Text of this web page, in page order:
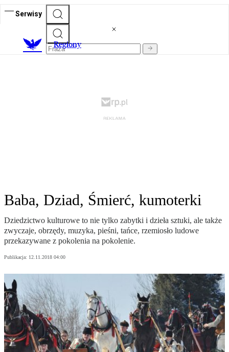
Serwisy
Regiony
Baba, Dziad, Śmierć, kumoterki
Dziedzictwo kulturowe to nie tylko zabytki i dzieła sztuki, ale także
zwyczaje, obrzędy, muzyka, pieśni, tańce, rzemiosło ludowe
przekazywane z pokolenia na pokolenie.
Publikacja: 12.11.2018 04:00